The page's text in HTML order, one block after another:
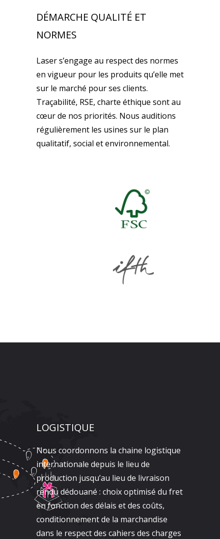
DÉMARCHE QUALITÉ ET
NORMES
Laser s’engage au respect des normes
en vigueur pour les produits qu’elle met
sur le marché pour ses clients.
Traçabilité, RSE, charte éthique sont au
cœur de nos priorités. Nous auditions
régulièrement les usines sur le plan
qualitatif, social et environnemental.
LOGISTIQUE
Nous coordonnons la chaine logistique
internationale depuis le lieu de
production jusqu’au lieu de livraison
rendu dédouané : choix optimisé du fret
en fonction des délais et des coûts,
conditionnement de la marchandise
dans le respect des cahiers des charges